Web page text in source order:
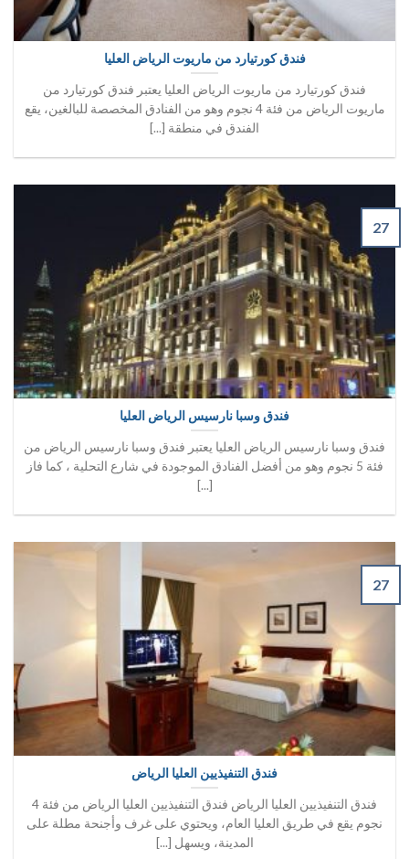
فندق كورتيارد من ماريوت الرياض العليا
فندق كورتيارد من ماريوت الرياض العليا يعتبر فندق كورتيارد من
ماريوت الرياض من فئة 4 نجوم وهو من الفنادق المخصصة للبالغين، يقع
الفندق في منطقة [...]
فندق وسبا نارسيس الرياض العليا
فندق وسبا نارسيس الرياض العليا يعتبر فندق وسبا نارسيس الرياض من
فئة 5 نجوم وهو من أفضل الفنادق الموجودة في شارع التحلية ، كما فاز
[...]
27
فندق التنفيذيين العليا الرياض
فندق التنفيذيين العليا الرياض فندق التنفيذيين العليا الرياض من فئة 4
نجوم يقع في طريق العليا العام، ويحتوي على غرف وأجنحة مطلة على
المدينة، ويسهل [...]
27